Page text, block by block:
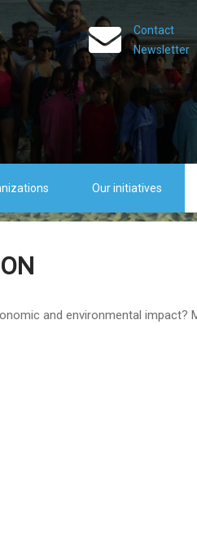
Contact
Newsletter
Our initiatives
and environmental impact?